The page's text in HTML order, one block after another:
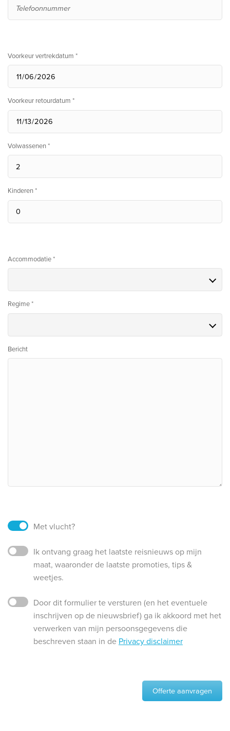
Voorkeur vertrekdatum *
Voorkeur retourdatum *
Volwassenen *
Kinderen *
Accommodatie *
Regime *
Bericht
Met vlucht?
Ik ontvang graag het laatste reisnieuws op mijn
maat, waaronder de laatste promoties, tips &
weetjes.
Door dit formulier te versturen (en het eventuele
inschrijven op de nieuwsbrief) ga ik akkoord met het
verwerken van mijn persoonsgegevens die
beschreven staan in de Privacy disclaimer
Offerte aanvragen